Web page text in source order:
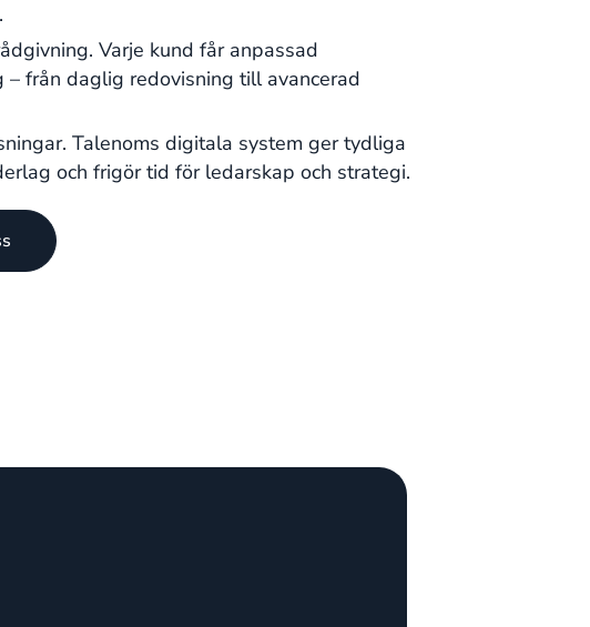
Varje kund får anpassad
– från daglig redovisning till avancerad
Talenoms digitala system ger tydliga
och frigör tid för ledarskap och strategi.